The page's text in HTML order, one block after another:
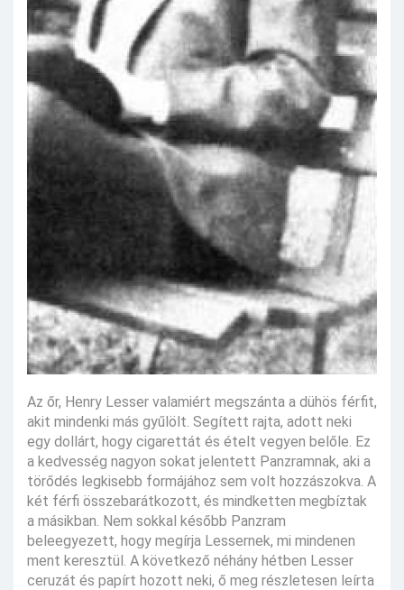
Az őr, Henry Lesser valamiért megszánta a dühös férfit,
akit mindenki más gyűlölt. Segített rajta, adott neki
egy dollárt, hogy cigarettát és ételt vegyen belőle. Ez
a kedvesség nagyon sokat jelentett Panzramnak, aki a
törődés legkisebb formájához sem volt hozzászokva. A
két férfi összebarátkozott, és mindketten megbíztak
a másikban. Nem sokkal később Panzram
beleegyezett, hogy megírja Lessernek, mi mindenen
ment keresztül. A következő néhány hétben Lesser
ceruzát és papírt hozott neki, ő meg részletesen leírta